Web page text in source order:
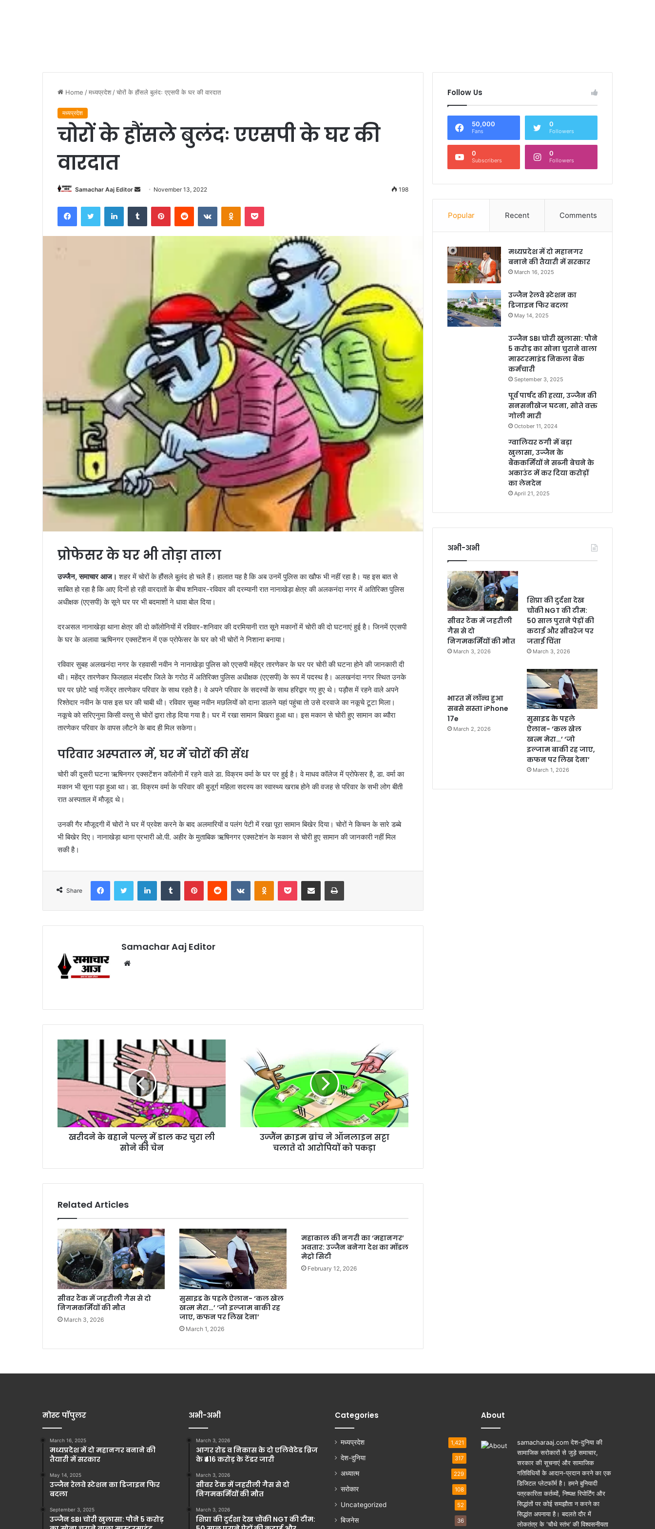
Home /मध्यप्रदेश /चोरों के हौंसले बुलंदः एएसपी के घर की वारदात
मध्यप्रदेश
चोरों के हौंसले बुलंदः एएसपी के घर की
वारदात
Samachar Aaj Editor
Send November 13, 2022 198
FacebookTwitter LinkedInTumblr PinterestReddit VKontakteOdnoklassniki
Pocket
प्रोफेसर के घर भी तोड़ा ताला
उज्जैन, समाचार आज।शहर में चोरों के हौंसले बुलंद हो चले हैं। हालात यह है कि अब उनमें पुलिस का खौफ भी नहीं रहा है। यह इस बात से
साबित हो रहा है कि आए दिनों हो रही वारदातों के बीच शनिवार-रविवार की दरम्यानी रात नानाखेड़ा क्षेत्र की अलकनंदा नगर में अतिरिक्त पुलिस
अधीक्षक (एएसपी) के सूने घर पर भी बदमाशों ने धावा बोल दिया।
दरअसल नानाखेड़ा थाना क्षेत्र की दो कॉलोनियों में रविवार-शनिवार की दरमियानी रात सूने मकानों में चोरी की दो घटनाएं हुई है। जिनमें एएसपी
के घर के अलावा ऋषिनगर एक्सटेंशन में एक प्रोफेसर के घर को भी चोरों ने निशाना बनाया।
रविवार सुबह अलखनंदा नगर के रहवासी नवीन ने नानाखेड़ा पुलिस को एएसपी महेंद्र तारणेकर के घर पर चोरी की घटना होने की जानकारी दी
थी। महेंद्र तारणेकर फिलहाल मंदसौर जिले के गरोठ में अतिरिक्त पुलिस अधीक्षक (एएसपी) के रूप में पदस्थ है। अलखनंदा नगर स्थित उनके
घर पर छोटे भाई गजेंद्र तारणेकर परिवार के साथ रहते है। वे अपने परिवार के सदस्यों के साथ हरिद्वार गए हुए थे। पड़ौस में रहने वाले अपने
रिश्तेदार नवीन के पास इस घर की चाबी थी। रविवार सुबह नवीन मछलियों को दाना डालने यहां पहुंचा तो उसे दरवाजे का नकूचे टूटा मिला।
नकूचे को सरिएनुमा किसी वस्तु से चोरों द्वारा तोड़ दिया गया है। घर में रखा सामान बिखरा हुआ था। इस मकान से चोरी हुए सामान का ब्यौरा
तारणेकर परिवार के वापस लौटने के बाद ही मिल सकेगा।
परिवार अस्पताल में, घर में चोरों की सेंध
चोरी की दूसरी घटना ऋषिनगर एक्सटेंशन कॉलोनी में रहने वाले डा. विक्रम वर्मा के घर पर हुई है। वे माधव कॉलेज में प्रोफेसर है, डा. वर्मा का
मकान भी सूना पड़ा हुआ था। डा. विक्रम वर्मा के परिवार की बुजूर्ग महिला सदस्य का स्वास्थ्य खराब होने की वजह से परिवार के सभी लोग बीती
रात अस्पताल में मौजूद थे।
उनकी गैर मौजूदगी में चोरों ने घर में प्रवेश करने के बाद अलमारियों व पलंग पेटी में रखा पूरा सामान बिखेर दिया। चोरों ने किचन के सारे डब्बे
भी बिखेर दिए। नानाखेड़ा थाना प्रभारी ओ.पी. अहीर के मुताबिक ऋषिनगर एक्सटेशंन के मकान से चोरी हुए सामान की जानकारी नहीं मिल
सकी है।
Share
FacebookTwitter LinkedInTumblr PinterestReddit VKontakteOdnoklassniki
Pocket Share via Email Print
Samachar Aaj Editor
खरीदने के बहाने पल्लू में डाल कर चुरा ली
सोने की चेन
उज्जैंन क्राइम ब्रांच ने ऑनलाइन सट्टा
चलाते दो आरोपियों को पकड़ा
Related Articles
सीवर टैंक में जहरीली गैस से दो
निगमकर्मियों की मौत
March 3, 2026
सुसाइड के पहले ऐलान- ‘कल खेल
खत्म मेरा…’ ‘जो इल्जाम बाकी रह
जाए, कफन पर लिख देना’
March 1, 2026
महाकाल की नगरी का ‘महानगर’
अवतार: उज्जैन बनेगा देश का मॉडल
मेट्रो सिटी
February 12, 2026
Follow Us
50,000
Fans
0
Followers
0
Subscribers
0
Followers
Popular Recent Comments
मध्यप्रदेश में दो महानगर
बनाने की तैयारी में सरकार
March 16, 2025
उज्जैन रेलवे स्टेशन का
डिजाइन फिर बदला
May 14, 2025
उज्जैन SBI चोरी खुलासा: पौने
5 करोड़ का सोना चुराने वाला
मास्टरमाइंड निकला बैंक
कर्मचारी
September 3, 2025
पूर्व पार्षद की हत्या, उज्जैन की
सनसनीखेज घटना, सोते वक्त
गोली मारी
October 11, 2024
ग्वालियर ठगी में बड़ा
खुलासा, उज्जैन के
बैंककर्मियों ने सब्जी बेचने के
अकाउंट में कर दिया करोड़ों
का लेनदेन
April 21, 2025
अभी-अभी
सीवर टैंक में जहरीली
गैस से दो
निगमकर्मियों की मौत
March 3, 2026
शिप्रा की दुर्दशा देख
चौंकी NGT की टीम:
50 साल पुराने पेड़ों की
कटाई और सीवरेज पर
जताई चिंता
March 3, 2026
भारत में लॉन्च हुआ
सबसे सस्ता iPhone
17e
March 2, 2026
सुसाइड के पहले
ऐलान- ‘कल खेल
खत्म मेरा…’ ‘जो
इल्जाम बाकी रह जाए,
कफन पर लिख देना’
March 1, 2026
मोस्ट पॉपुलर
March 16, 2025
मध्यप्रदेश में दो महानगर बनाने की
तैयारी में सरकार
May 14, 2025
उज्जैन रेलवे स्टेशन का डिजाइन फिर
बदला
September 3, 2025
उज्जैन SBI चोरी खुलासा: पौने 5 करोड़
अभी-अभी
March 3, 2026
आगर रोड व निकास के दो एलिवेटेड ब्रिज
के ₹416 करोड़ के टेंडर जारी
March 3, 2026
सीवर टैंक में जहरीली गैस से दो
निगमकर्मियों की मौत
March 3, 2026
शिप्रा की दुर्दशा देख चौंकी NGT की टीम:
Categories
मध्यप्रदेश 1,421
देश-दुनिया 317
अध्यात्म 229
सरोकार 108
Uncategorized 52
बिजनेस 36
About
samacharaaj.com देश-दुनिया की
सामाजिक सरोकारों से जुड़े समाचार,
सरकार की सूचनाएं और सामाजिक
गतिविधियाें के आदान-प्रदान करने का एक
डिजिटल प्लेटफॉर्म है। हमने बुनियादी
पत्रकारिता कर्तव्यों, निष्पक्ष रिपोर्टिंग और
सिद्धांतों पर कोई समझौता न करने का
सिद्धांत अपनाया है। बदलते दौर में
लोकतंत्र के ‘चौथे स्तंभ’ की विश्वसनीयता